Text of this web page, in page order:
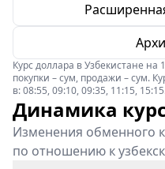
Курс доллара в Узбекистане на
покупки – сум, продажи – сум.
в: 08:55, 09:10, 09:35, 11:15,
Динамика
Изменения обменного
по отношению к